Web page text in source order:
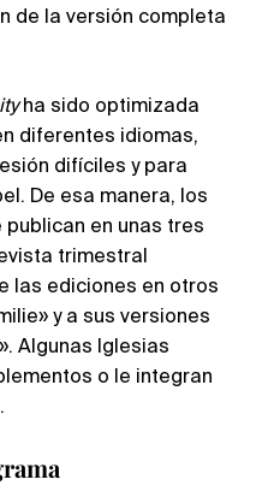
de la versión completa
ha sido optimizada
diferentes idiomas,
difíciles y para
De esa manera, los
en unas tres
trimestral
las ediciones en otros
y a sus versiones
Algunas Iglesias
o le integran